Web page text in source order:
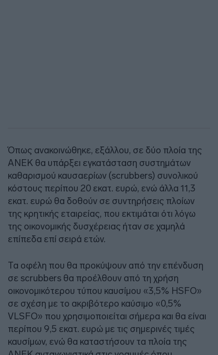
Όπως ανακοινώθηκε, εξάλλου, σε δύο πλοία της
ΑΝΕΚ θα υπάρξει εγκατάσταση συστημάτων
καθαρισμού καυσαερίων (scrubbers) συνολικού
κόστους περίπου 20 εκατ. ευρώ, ενώ άλλα 11,3
εκατ. ευρώ θα δοθούν σε συντηρήσεις πλοίων
της κρητικής εταιρείας, που εκτιμάται ότι λόγω
της οικονομικής δυσχέρειας ήταν σε χαμηλά
επίπεδα επί σειρά ετών.
Τα οφέλη που θα προκύψουν από την επένδυση
σε scrubbers θα προέλθουν από τη χρήση
οικονομικότερου τύπου καυσίμου «3,5% HSFO»
σε σχέση με το ακριβότερο καύσιμο «0,5%
VLSFO» που χρησιμοποιείται σήμερα και θα είναι
περίπου 9,5 εκατ. ευρώ με τις σημερινές τιμές
καυσίμων, ενώ θα καταστήσουν τα πλοία της